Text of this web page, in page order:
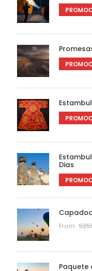
Dias
From
Paquete